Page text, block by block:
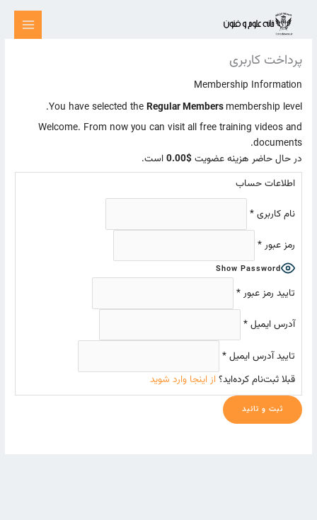
پرداخت کاربری
Membership Information
You have selected theRegular Membersmembership level.
Welcome. From now you can visit all free training videos and
documents.
در حال حاضر هزینه عضویت$0.00
است.
اطلاعات حساب
نام کاربری *
رمز عبور*
Show Password
تایید رمز عبور *
آدرس ایمیل *
تایید آدرس ایمیل *
قبلا ثبت‌نام کرده‌اید؟از اینجا وارد شوید